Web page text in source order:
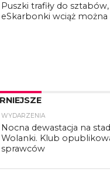
Puszki trafiły do
eSkarbonki wciąż można
WYDARZENIA
Nocna dewastacja na
Wolanki. Klub
sprawców